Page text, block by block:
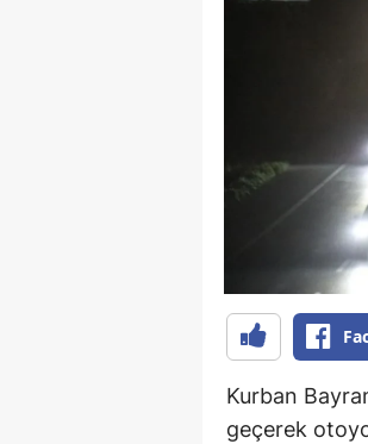
Kurban
geçerek